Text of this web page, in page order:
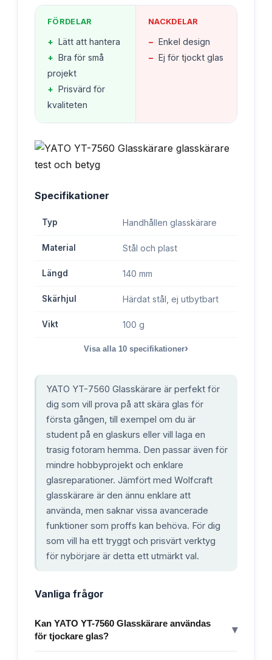
FÖRDELAR
+ Lätt att hantera
+ Bra för små
projekt
+ Prisvärd för
kvaliteten
NACKDELAR
− Enkel design
− Ej för tjockt glas
Specifikationer
Typ Handhållen glasskärare
Material Stål och plast
Längd 140 mm
Skärhjul Härdat stål, ej utbytbart
Vikt 100 g
Visa alla 10 specifikationer›
YATO YT-7560 Glasskärare är perfekt för
dig som vill prova på att skära glas för
första gången, till exempel om du är
student på en glaskurs eller vill laga en
trasig fotoram hemma. Den passar även för
mindre hobbyprojekt och enklare
glasreparationer. Jämfört med Wolfcraft
glasskärare är den ännu enklare att
använda, men saknar vissa avancerade
funktioner som proffs kan behöva. För dig
som vill ha ett tryggt och prisvärt verktyg
för nybörjare är detta ett utmärkt val.
Vanliga frågor
Kan YATO YT-7560 Glasskärare användas
för tjockare glas?
▾